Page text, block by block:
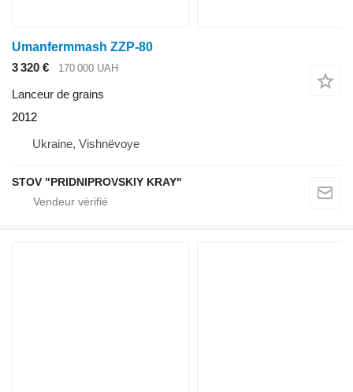
Umanfermmash ZZP-80
3 320 €
170 000 UAH
Lanceur de grains
2012
Ukraine, Vishnëvoye
STOV "PRIDNIPROVSKIY KRAY"